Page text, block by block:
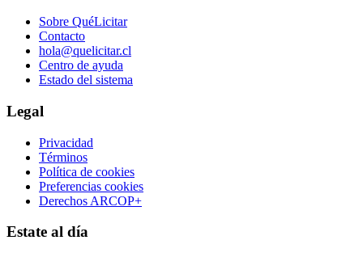
Sobre QuéLicitar
Contacto
hola@quelicitar.cl
Centro de ayuda
Estado del sistema
Legal
Privacidad
Términos
Política de cookies
Preferencias cookies
Derechos ARCOP+
Estate al día